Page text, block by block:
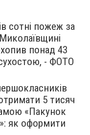
сотні пожеж за
понад 43
- ФОТО
5 тисяч
«Пакунок
як оформити